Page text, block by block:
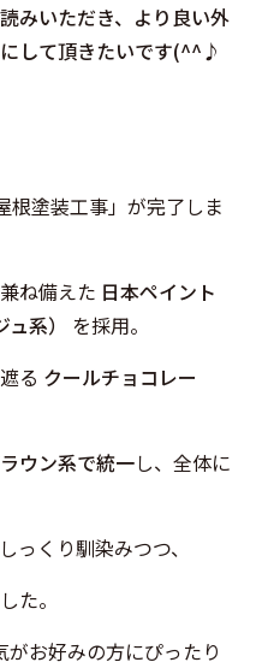
みいただき、より良い外
して頂きたいです(^^♪
根塗装工事」が完了しま
ね備えた 日本ペイント
系）
を採用。
る クールチョコレー
ウン系で統一し、全体に
っくり馴染みつつ、
た。
お好みの方にぴったり